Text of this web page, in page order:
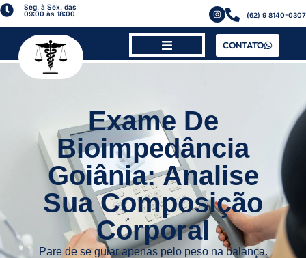
Seg. à Sex. das
09:00 às 18:00
(62) 9 8140-0307
CONTATO
Exame De
Bioimpedância
Goiânia: Analise
Sua Composição
Corporal
Pare de se guiar apenas pelo peso na balança.